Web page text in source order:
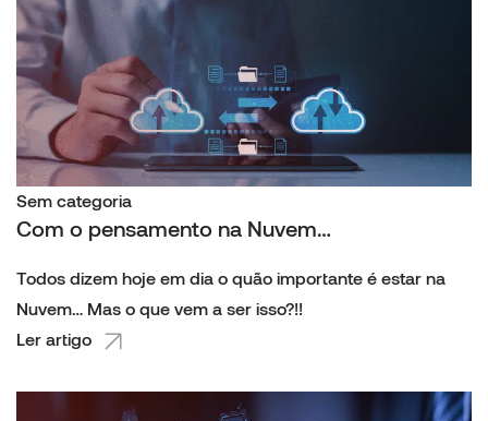
Sem categoria
Com o pensamento na Nuvem…
Todos dizem hoje em dia o quão importante é estar na
Nuvem… Mas o que vem a ser isso?!!
Ler artigo